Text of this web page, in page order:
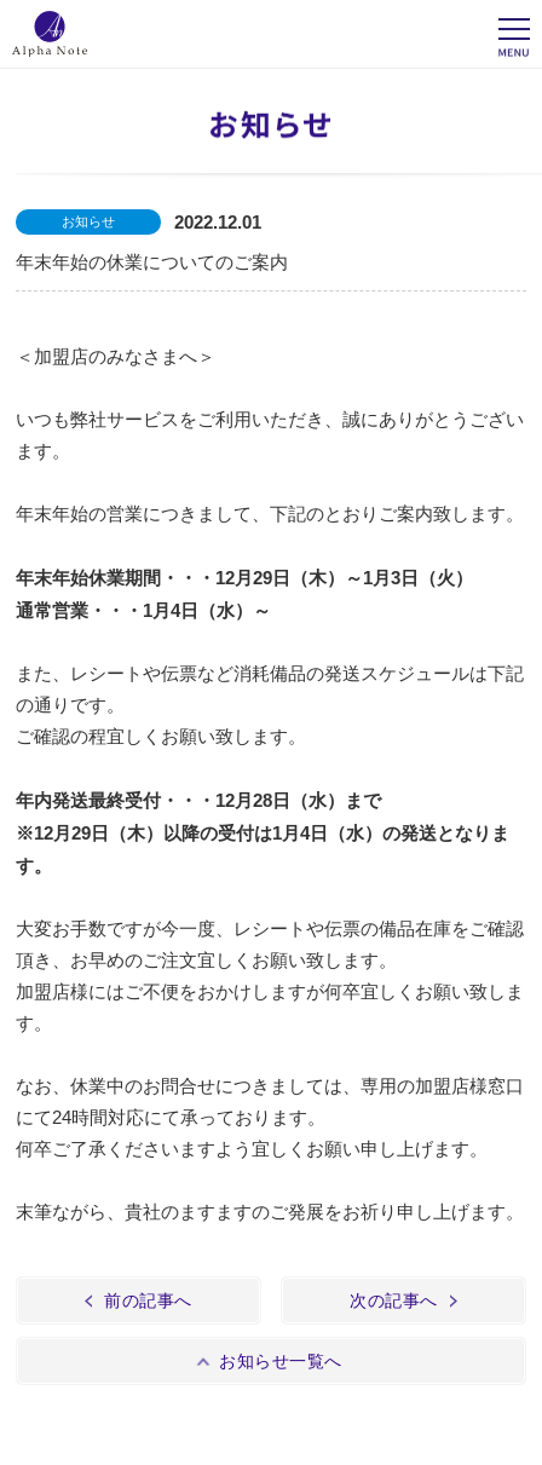
お知らせ
2022.12.01
年末年始の休業についてのご案内
＜加盟店のみなさまへ＞
いつも弊社サービスをご利用いただき、誠にありがとうござい
ます。
年末年始の営業につきまして、下記のとおりご案内致します。
年末年始休業期間・・・12月29日（木）～1月3日（火）
通常営業・・・1月4日（水）～
また、レシートや伝票など消耗備品の発送スケジュールは下記
の通りです。
ご確認の程宜しくお願い致します。
年内発送最終受付・・・12月28日（水）まで
※12月29日（木）以降の受付は1月4日（水）の発送となりま
す。
大変お手数ですが今一度、レシートや伝票の備品在庫をご確認
頂き、お早めのご注文宜しくお願い致します。
加盟店様にはご不便をおかけしますが何卒宜しくお願い致しま
す。
なお、休業中のお問合せにつきましては、専用の加盟店様窓口
にて24時間対応にて承っております。
何卒ご了承くださいますよう宜しくお願い申し上げます。
末筆ながら、貴社のますますのご発展をお祈り申し上げます。
前の記事へ
お知らせ一覧へ
次の記事へ